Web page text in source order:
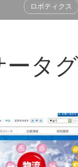
ロボティクス
ータグ